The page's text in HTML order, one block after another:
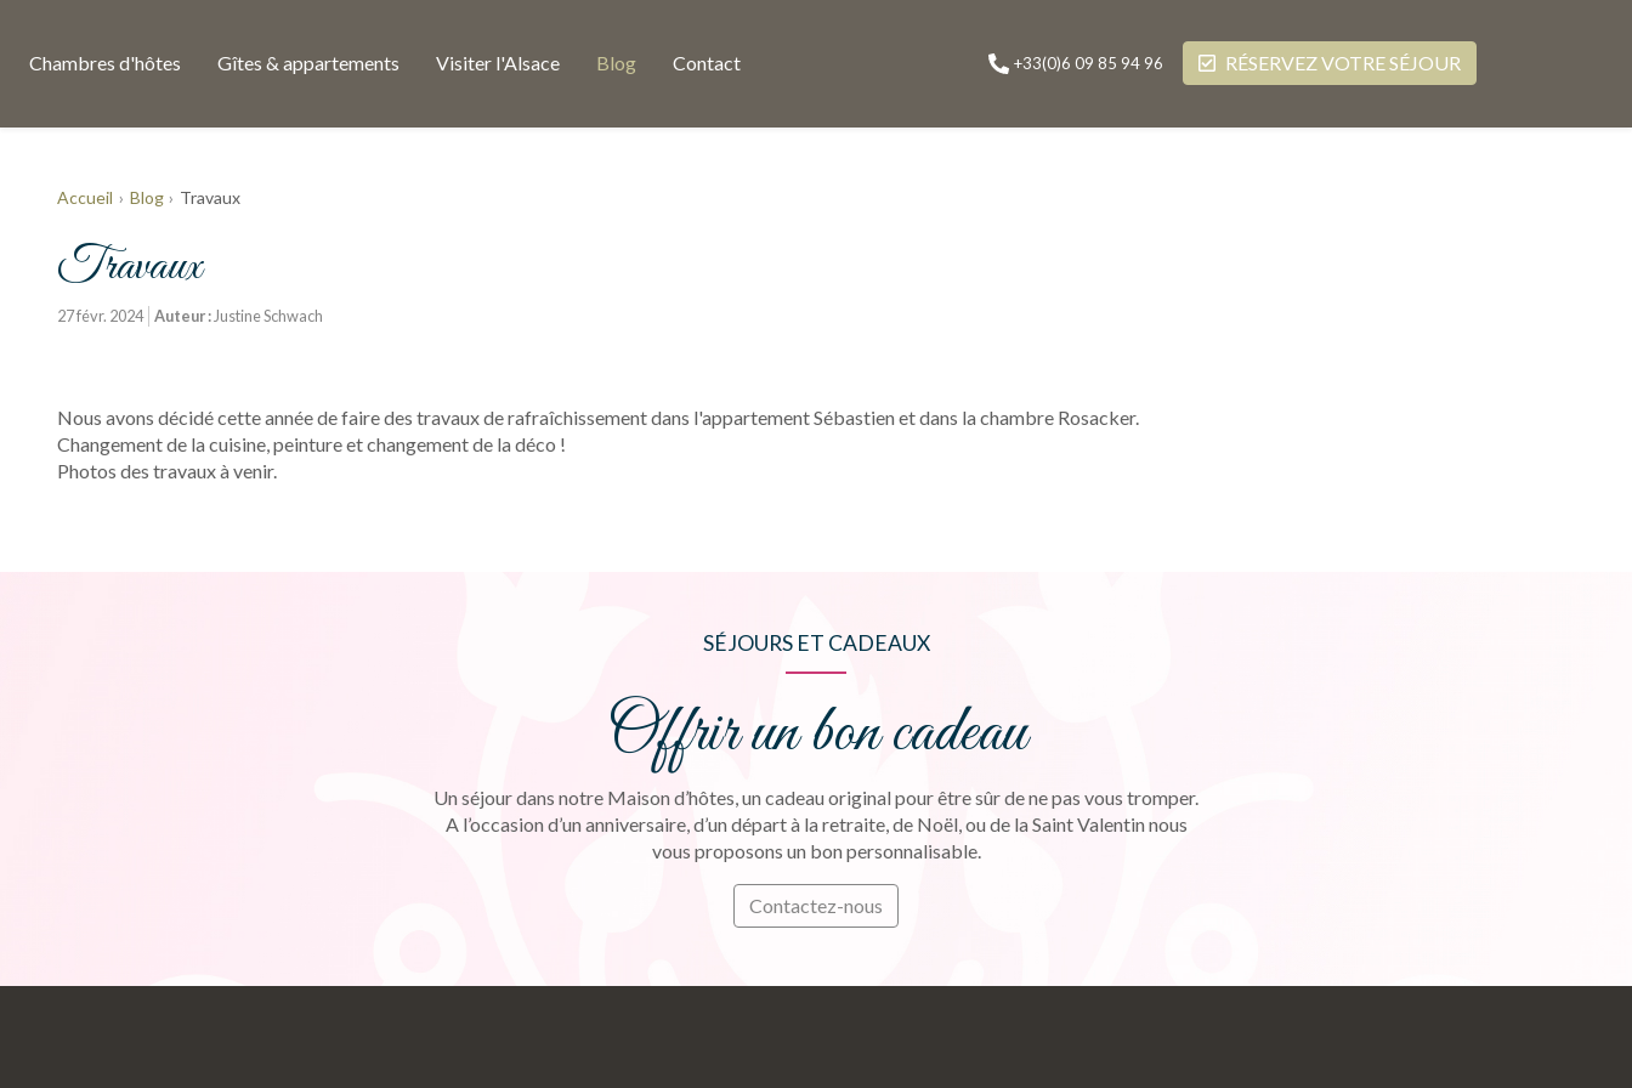
Chambres d'hôtes Gîtes & appartements Visiter l'Alsace Blog Contact +33(0)6 09 85 94 96 RÉSERVEZ VOTRE SÉJOUR
Accueil Blog Travaux
Travaux
27 févr. 2024 Auteur : Justine Schwach
Nous avons décidé cette année de faire des travaux de rafraîchissement dans l'appartement Sébastien et dans la chambre Rosacker.
Changement de la cuisine, peinture et changement de la déco !
Photos des travaux à venir.
SÉJOURS ET CADEAUX
Offrir un bon cadeau
Un séjour dans notre Maison d’hôtes, un cadeau original pour être sûr de ne pas vous tromper.
A l’occasion d’un anniversaire, d’un départ à la retraite, de Noël, ou de la Saint Valentin nous
vous proposons un bon personnalisable.
Contactez-nous